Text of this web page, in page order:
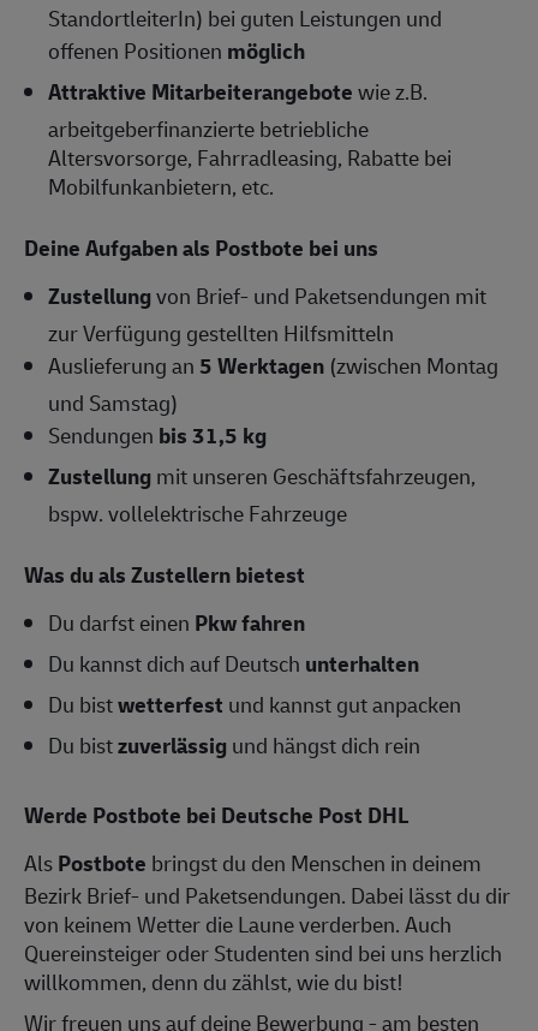
StandortleiterIn) bei guten Leistungen und
offenen Positionen möglich
Attraktive Mitarbeiterangebotewie z.B.
arbeitgeberfinanzierte betriebliche
Altersvorsorge, Fahrradleasing, Rabatte bei
Mobilfunkanbietern, etc.
Deine Aufgaben als Postbote bei uns
Zustellungvon Brief- und Paketsendungen mit
zur Verfügung gestellten Hilfsmitteln
Auslieferung an5 Werktagen (zwischen Montag
und Samstag)
Sendungen bis 31,5 kg
Zustellungmit unseren Geschäftsfahrzeugen,
bspw. vollelektrische Fahrzeuge
Was du als Zustellern bietest
Du darfst einen Pkw fahren
Du kannst dich auf Deutsch unterhalten
Du bistwetterfest und kannst gut anpacken
Du bistzuverlässigund hängst dich rein
Werde Postbote bei Deutsche Post DHL
AlsPostbote bringst du den Menschen in deinem
Bezirk Brief- und Paketsendungen. Dabei lässt du dir
von keinem Wetter die Laune verderben. Auch
Quereinsteiger oder Studenten sind bei uns herzlich
willkommen, denn du zählst, wie du bist!
Wir freuen uns auf deine Bewerbung - am besten